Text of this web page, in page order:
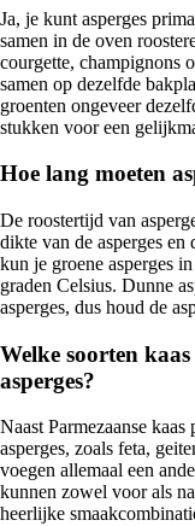
Ja, je kunt asperges
samen in de oven
courgette, champignons
samen op dezelfde
groenten ongeveer
stukken voor een
Hoe lang moeten
De roostertijd van
dikte van de asperges en
kun je groene asperges
graden Celsius. Dunne
asperges, dus houd de
Welke soorten
asperges?
Naast Parmezaanse
asperges, zoals feta,
voegen allemaal een
kunnen zowel voor als
heerlijke